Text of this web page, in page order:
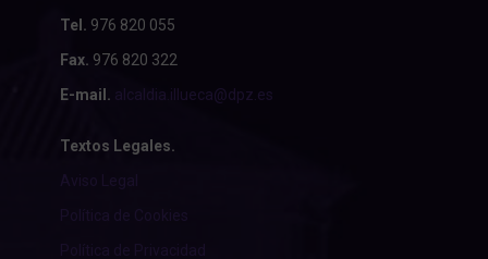
Tel. 976 820 055
Fax. 976 820 322
E-mail. alcaldia.illueca@dpz.es
Textos Legales.
Aviso Legal
Política de Cookies
Política de Privacidad